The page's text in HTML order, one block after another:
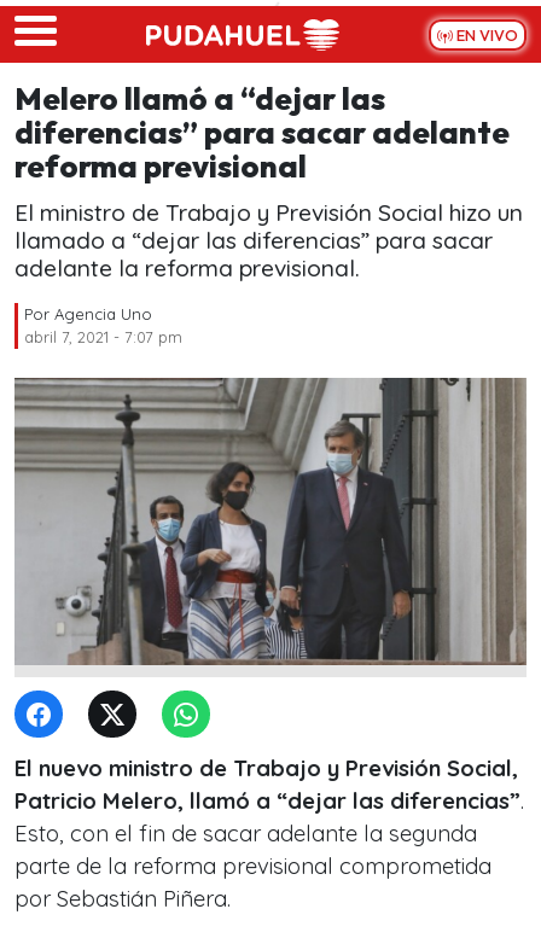
Skip to main content
EN VIVO
Melero llamó a “dejar las
diferencias” para sacar adelante
reforma previsional
El ministro de Trabajo y Previsión Social hizo un
llamado a “dejar las diferencias” para sacar
adelante la reforma previsional.
Por Agencia Uno
abril 7, 2021 - 7:07 pm
El nuevo ministro de Trabajo y Previsión Social,
Patricio Melero, llamó a “dejar las diferencias”.
Esto, con el fin de sacar adelante la segunda
parte de la reforma previsional comprometida
por Sebastián Piñera.